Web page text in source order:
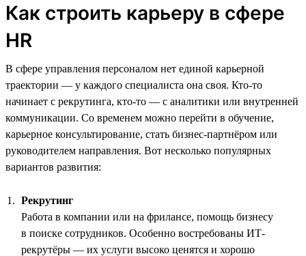
Как строить карьеру в сфере
HR
В сфере управления персоналом нет единой карьерной
траектории — у каждого специалиста она своя. Кто-то
начинает с рекрутинга, кто-то — с аналитики или внутренней
коммуникации. Со временем можно перейти в обучение,
карьерное консультирование, стать бизнес-партнёром или
руководителем направления. Вот несколько популярных
вариантов развития:
Рекрутинг
Работа в компании или на фрилансе, помощь бизнесу
в поиске сотрудников. Особенно востребованы ИТ-
рекрутёры — их услуги высоко ценятся и хорошо